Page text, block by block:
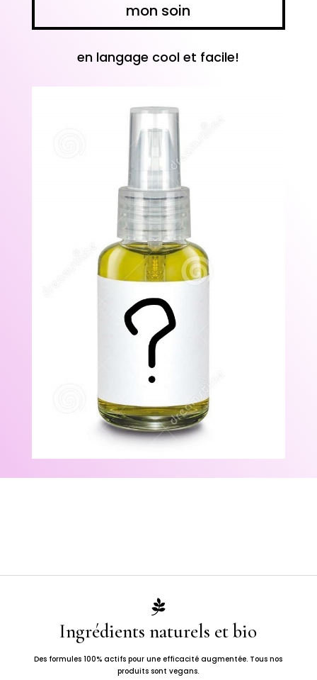
mon soin
en langage cool et facile!

Ingrédients naturels et bio
Des formules 100% actifs pour une efficacité augmentée. Tous nos
produits sont vegans.